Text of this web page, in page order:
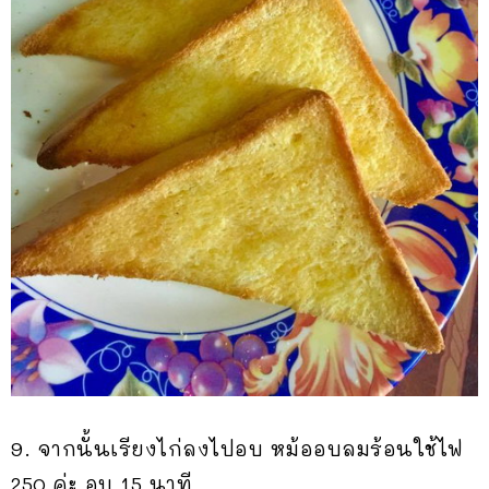
9. จากนั้นเรียงไก่ลงไปอบ หม้ออบลมร้อนใช้ไฟ
250 ค่ะ อบ 15 นาที